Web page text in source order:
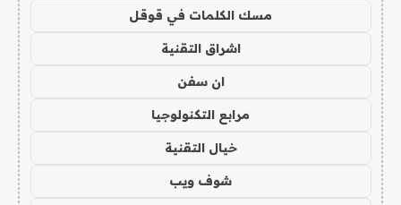
مسك الكلمات في قوقل
اشراق التقنية
ان سفن
مرابع التكنولوجيا
خيال التقنية
شوف ويب